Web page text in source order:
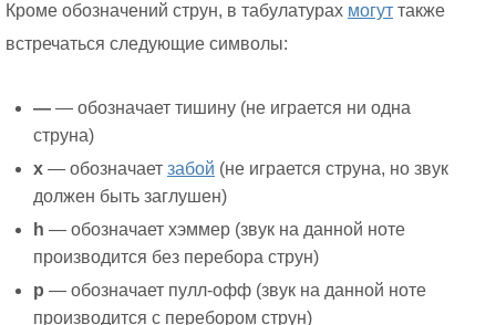
Кроме обозначений струн, в табулатурах могут также
встречаться следующие символы:
— — обозначает тишину (не играется ни одна
струна)
x — обозначает забой (не играется струна, но звук
должен быть заглушен)
h — обозначает хэммер (звук на данной ноте
производится без перебора струн)
p — обозначает пулл-офф (звук на данной ноте
производится с перебором струн)